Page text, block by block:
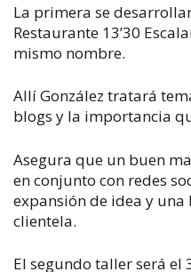
La primera se
Restaurante 13’30
mismo nombre.
Allí González tratará
blogs y la importancia
Asegura que un buen
en conjunto con redes
expansión de idea y
clientela.
El segundo taller será el